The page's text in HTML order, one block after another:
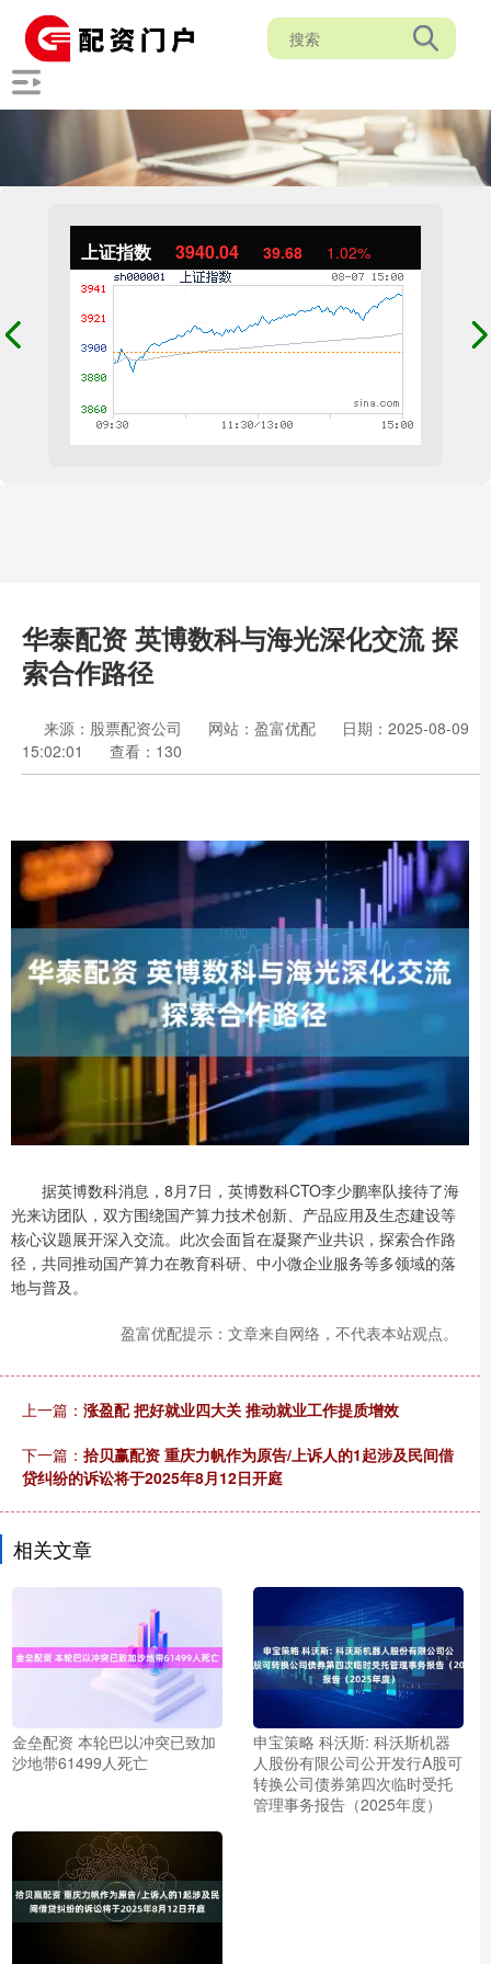
上证指数 3940.04 39.68 1.02%
华泰配资 英博数科与海光深化交流 探
索合作路径
来源：股票配资公司 网站：盈富优配
日期：2025-08-09
15:02:01
查看：130
据英博数科消息，8月7日，英博数科CTO李少鹏率队接待了海
光来访团队，双方围绕国产算力技术创新、产品应用及生态建设等
核心议题展开深入交流。此次会面旨在凝聚产业共识，探索合作路
径，共同推动国产算力在教育科研、中小微企业服务等多领域的落
地与普及。
盈富优配提示：文章来自网络，不代表本站观点。
上一篇： 涨盈配 把好就业四大关 推动就业工作提质增效
下一篇： 拾贝赢配资 重庆力帆作为原告/上诉人的1起涉及民间借
贷纠纷的诉讼将于2025年8月12日开庭
相关文章
金垒配资 本轮巴以冲突已致加
沙地带61499人死亡
申宝策略 科沃斯: 科沃斯机器
人股份有限公司公开发行A股可
转换公司债券第四次临时受托
管理事务报告（2025年度）